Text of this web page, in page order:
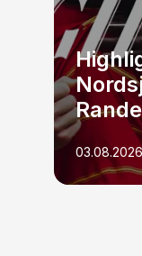
03.08.2026